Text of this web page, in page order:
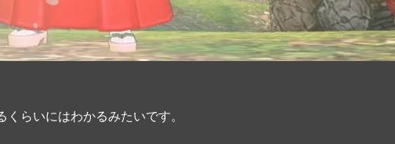
らいにはわかるみたいです。